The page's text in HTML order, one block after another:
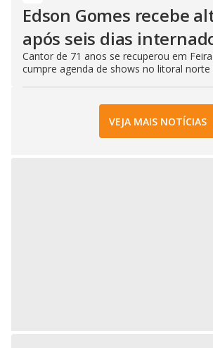
Edson Gomes recebe
após seis dias
Cantor de 71 anos se recuperou em
cumpre agenda de shows no litoral norte
VEJA MAIS NOTÍCIAS